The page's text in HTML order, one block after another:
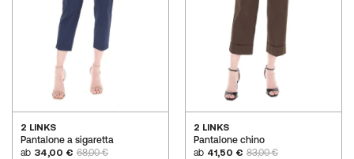
2 LINKS
Pantalone a sigaretta
ab 34,00 € 68,00 €
2 LINKS
Pantalone chino
ab 41,50 € 83,00 €